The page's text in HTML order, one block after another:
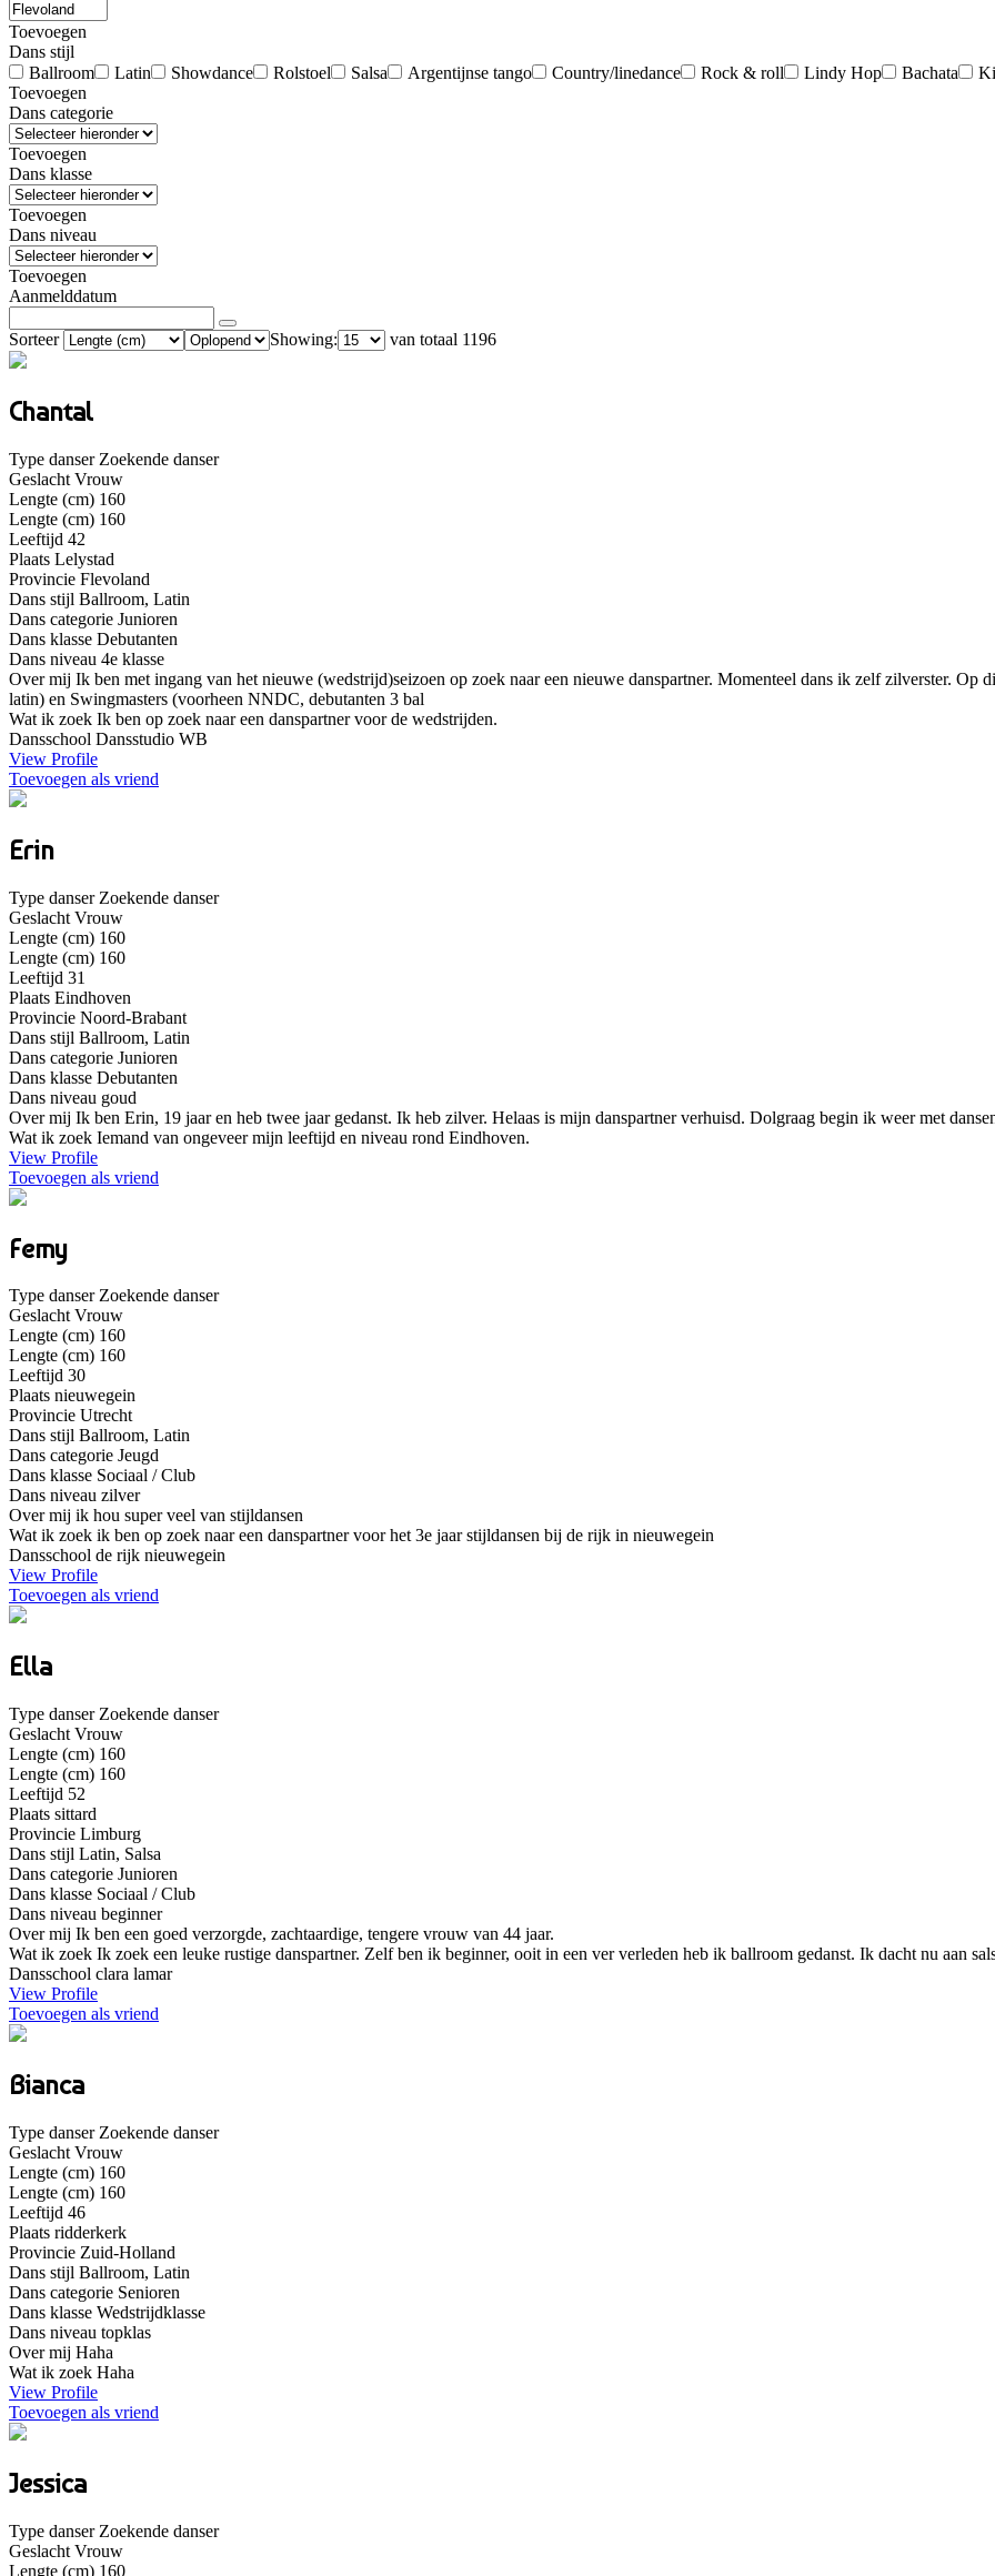
Toevoegen
Dans stijl
Ballroom
Latin Showdance Rolstoel Salsa Argentijnse tango Country/linedance Rock & roll Lindy Hop Bachata
Toevoegen
Dans categorie
Toevoegen
Dans klasse
Toevoegen
Dans niveau
Toevoegen
Aanmelddatum
Sorteer Showing: van totaal 1196
Chantal
Type danser Zoekende danser
Geslacht Vrouw
Lengte (cm) 160
Lengte (cm) 160
Leeftijd 42
Plaats Lelystad
Provincie Flevoland
Dans stijl Ballroom, Latin
Dans categorie Junioren
Dans klasse Debutanten
Dans niveau 4e klasse
Over mij Ik ben met ingang van het nieuwe (wedstrijd)seizoen op zoek naar een nieuwe danspartner. Momenteel dans ik zelf zilverster.
latin) en Swingmasters (voorheen NNDC, debutanten 3 bal
Wat ik zoek Ik ben op zoek naar een danspartner voor de wedstrijden.
Dansschool Dansstudio WB
View Profile
Toevoegen als vriend
Erin
Type danser Zoekende danser
Geslacht Vrouw
Lengte (cm) 160
Lengte (cm) 160
Leeftijd 31
Plaats Eindhoven
Provincie Noord-Brabant
Dans stijl Ballroom, Latin
Dans categorie Junioren
Dans klasse Debutanten
Dans niveau goud
Over mij Ik ben Erin, 19 jaar en heb twee jaar gedanst. Ik heb zilver. Helaas is mijn danspartner verhuisd. Dolgraag begin ik weer met
Wat ik zoek Iemand van ongeveer mijn leeftijd en niveau rond Eindhoven.
View Profile
Toevoegen als vriend
Femy
Type danser Zoekende danser
Geslacht Vrouw
Lengte (cm) 160
Lengte (cm) 160
Leeftijd 30
Plaats nieuwegein
Provincie Utrecht
Dans stijl Ballroom, Latin
Dans categorie Jeugd
Dans klasse Sociaal / Club
Dans niveau zilver
Over mij ik hou super veel van stijldansen
Wat ik zoek ik ben op zoek naar een danspartner voor het 3e jaar stijldansen bij de rijk in nieuwegein
Dansschool de rijk nieuwegein
View Profile
Toevoegen als vriend
Ella
Type danser Zoekende danser
Geslacht Vrouw
Lengte (cm) 160
Lengte (cm) 160
Leeftijd 52
Plaats sittard
Provincie Limburg
Dans stijl Latin, Salsa
Dans categorie Junioren
Dans klasse Sociaal / Club
Dans niveau beginner
Over mij Ik ben een goed verzorgde, zachtaardige, tengere vrouw van 44 jaar.
Wat ik zoek Ik zoek een leuke rustige danspartner. Zelf ben ik beginner, ooit in een ver verleden heb ik ballroom gedanst. Ik dacht nu aan
Dansschool clara lamar
View Profile
Toevoegen als vriend
Bianca
Type danser Zoekende danser
Geslacht Vrouw
Lengte (cm) 160
Lengte (cm) 160
Leeftijd 46
Plaats ridderkerk
Provincie Zuid-Holland
Dans stijl Ballroom, Latin
Dans categorie Senioren
Dans klasse Wedstrijdklasse
Dans niveau topklas
Over mij Haha
Wat ik zoek Haha
View Profile
Toevoegen als vriend
Jessica
Type danser Zoekende danser
Geslacht Vrouw
Lengte (cm) 160